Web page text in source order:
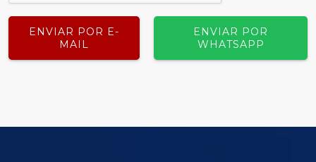
ENVIAR POR E-
MAIL
ENVIAR POR
WHATSAPP